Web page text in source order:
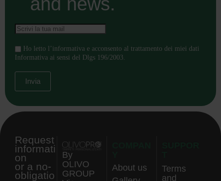
Ho letto l’informativa e acconsento al trattamento dei miei dati
Informativa ai sensi del Dlgs 196/2003.
Request
informati
on
or a no-
obligatio
By
OLIVO
GROUP
About us
Terms